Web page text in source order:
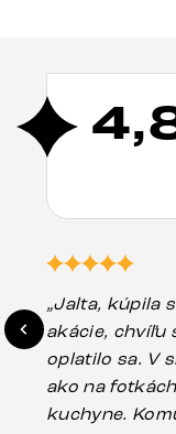
„Jalta, kúpila
akácie, chvíľu
oplatilo sa. V
ako na
kuchyne.